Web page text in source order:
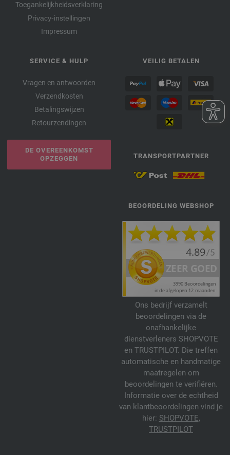
Toegankelijkheidsverklaring
Privacy-instellingen
Impressum
SERVICE & HULP
Vragen en antwoorden
Verzendkosten
Betalingswijzen
Retourzendingen
DE OVEREENKOMST
OPZEGGEN
VEILIG BETALEN
TRANSPORTPARTNER
BEOORDELING WEBSHOP
Ons bedrijf verzamelt
beoordelingen via de
onafhankelijke
dienstverleners SHOPVOTE
en TRUSTPILOT. Die treffen
automatische en handmatige
maatregelen om
beoordelingen te verifiëren.
Informatie over de echtheid
van klantbeoordelingen vind je
hier: SHOPVOTE,
TRUSTPILOT